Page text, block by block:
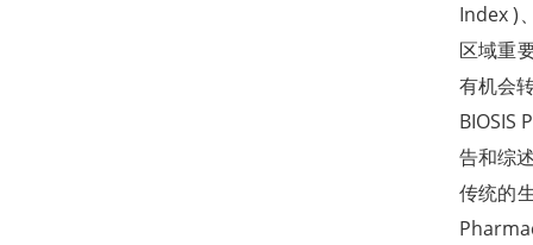
Index )
区域重
有机会
BIOSIS
告和综
传统的